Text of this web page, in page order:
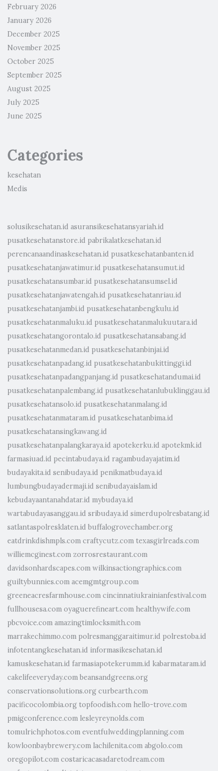
February 2026
January 2026
December 2025
November 2025
October 2025
September 2025
August 2025
July 2025
June 2025
Categories
kesehatan
Medis
solusikesehatan.id asuransikesehatansyariah.id
pusatkesehatanstore.id pabrikalatkesehatan.id
perencanaandinaskesehatan.id pusatkesehatanbanten.id
pusatkesehatanjawatimur.id pusatkesehatansumut.id
pusatkesehatansumbar.id pusatkesehatansumsel.id
pusatkesehatanjawatengah.id pusatkesehatanriau.id
pusatkesehatanjambi.id pusatkesehatanbengkulu.id
pusatkesehatanmaluku.id pusatkesehatanmalukuutara.id
pusatkesehatangorontalo.id pusatkesehatansabang.id
pusatkesehatanmedan.id pusatkesehatanbinjai.id
pusatkesehatanpadang.id pusatkesehatanbukittinggi.id
pusatkesehatanpadangpanjang.id pusatkesehatandumai.id
pusatkesehatanpalembang.id pusatkesehatanlubuklinggau.id
pusatkesehatansolo.id pusatkesehatanmalang.id
pusatkesehatanmataram.id pusatkesehatanbima.id
pusatkesehatansingkawang.id
pusatkesehatanpalangkaraya.id apotekerku.id apotekmk.id
farmasiuad.id pecintabudaya.id ragambudayajatim.id
budayakita.id senibudaya.id penikmatbudaya.id
lumbungbudayadermaji.id senibudayaislam.id
kebudayaantanahdatar.id mybudaya.id
wartabudayasanggau.id sribudaya.id simerdupolresbatang.id
satlantaspolresklaten.id buffalogrovechamber.org
eatdrinkdishmpls.com craftycutz.com texasgirlreads.com
williemcginest.com zorrosrestaurant.com
davidsonhardscapes.com wilkinsactiongraphics.com
guiltybunnies.com acemgmtgroup.com
greeneacresfarmhouse.com cincinnatiukrainianfestival.com
fullhousesa.com oyaguerefineart.com healthywife.com
pbcvoice.com amazingtimlocksmith.com
marrakechimmo.com polresmanggaraitimur.id polrestoba.id
infotentangkesehatan.id informasikesehatan.id
kamuskesehatan.id farmasiapotekerumm.id kabarmataram.id
cakelifeeveryday.com beansandgreens.org
conservationsolutions.org curbearth.com
pacificocolombia.org topfoodish.com hello-trove.com
pmigconference.com lesleyreynolds.com
tomulrichphotos.com eventfulweddingplanning.com
kowloonbaybrewery.com lachilenita.com abgolo.com
oregopilot.com costaricacasadaretodream.com